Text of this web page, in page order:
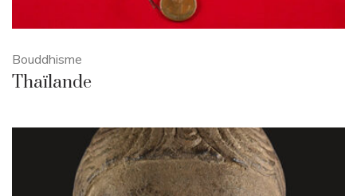
Bouddhisme
Thaïlande